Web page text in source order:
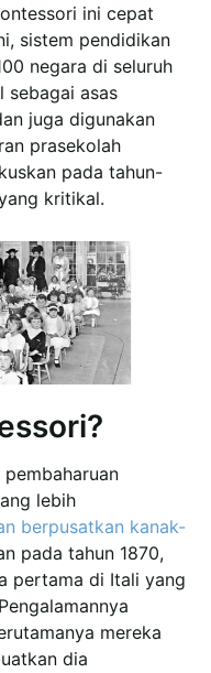
ini cepat
sistem pendidikan
negara di seluruh
sebagai asas
juga digunakan
prasekolah
pada tahun-
kritikal.
lebih
berpusatkan kanak-
pada tahun 1870,
pertama di Itali yang
mereka
dia